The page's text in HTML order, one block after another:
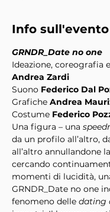
Info sull'evento
GRNDR_Date no one
Ideazione, coreografia
Andrea Zardi
Suono Federico Dal
Grafiche Andrea
Costume Federico
Una figura – una
da un profilo all’altro,
all’altro annullandone
cercando
momenti di lucidità,
GRNDR_Date no one
fenomeno delle dating